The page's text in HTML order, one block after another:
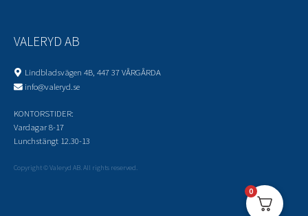
VALERYD AB
Lindbladsvägen 4B, 447 37 VÅRGÅRDA
info@valeryd.se
KONTORSTIDER:
Vardagar 8-17
Lunchstängt 12.30-13
Copyright © Valeryd AB. All rights reserved.
0